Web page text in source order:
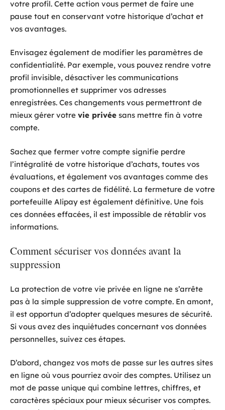
votre profil. Cette action vous permet de faire une
pause tout en conservant votre historique d’achat et
vos avantages.
Envisagez également de modifier les paramètres de
confidentialité. Par exemple, vous pouvez rendre votre
profil invisible, désactiver les communications
promotionnelles et supprimer vos adresses
enregistrées. Ces changements vous permettront de
mieux gérer votre vie privée sans mettre fin à votre
compte.
Sachez que fermer votre compte signifie perdre
l’intégralité de votre historique d’achats, toutes vos
évaluations, et également vos avantages comme des
coupons et des cartes de fidélité. La fermeture de votre
portefeuille Alipay est également définitive. Une fois
ces données effacées, il est impossible de rétablir vos
informations.
Comment sécuriser vos données avant la
suppression
La protection de votre vie privée en ligne ne s’arrête
pas à la simple suppression de votre compte. En amont,
il est opportun d’adopter quelques mesures de sécurité.
Si vous avez des inquiétudes concernant vos données
personnelles, suivez ces étapes.
D’abord, changez vos mots de passe sur les autres sites
en ligne où vous pourriez avoir des comptes. Utilisez un
mot de passe unique qui combine lettres, chiffres, et
caractères spéciaux pour mieux sécuriser vos comptes.